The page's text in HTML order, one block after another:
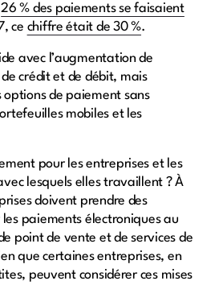
26 % des paiements se faisaient
ce chiffre était de 30 %.
avec l’augmentation de
de crédit et de débit, mais
de paiement sans
mobiles et les
pour les entreprises et les
lesquels elles travaillent ? À
doivent prendre des
paiements électroniques au
point de vente et de services de
que certaines entreprises, en
peuvent considérer ces mises